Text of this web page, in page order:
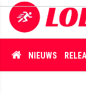
NIEUWS